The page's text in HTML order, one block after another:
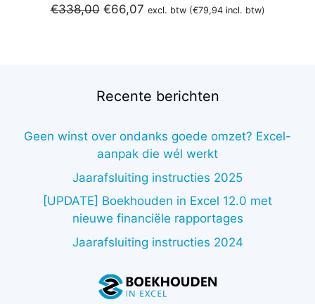
€338,00 Oorspronkelijke
€66,07Huidige
excl. btw (€79,94incl. btw)
Recente berichten
Geen winst over ondanks goede omzet? Excel-
aanpak die wél werkt
Jaarafsluiting instructies 2025
[UPDATE] Boekhouden in Excel 12.0 met
nieuwe financiële rapportages
Jaarafsluiting instructies 2024